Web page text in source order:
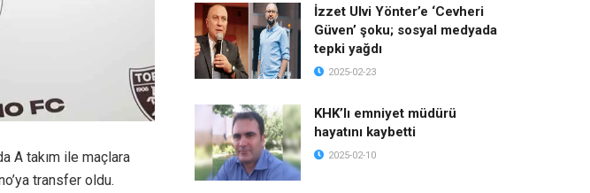
A takım ile maçlara
transfer oldu.
İzzet Ulvi Yönter’e ‘Cevheri
Güven’ şoku; sosyal medyada
tepki yağdı
2025-02-23
KHK’lı emniyet müdürü
hayatını kaybetti
2025-02-10